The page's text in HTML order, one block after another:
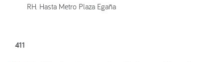
RH. Hasta Metro Plaza Egaña
411